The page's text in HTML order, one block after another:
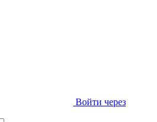
Войти через